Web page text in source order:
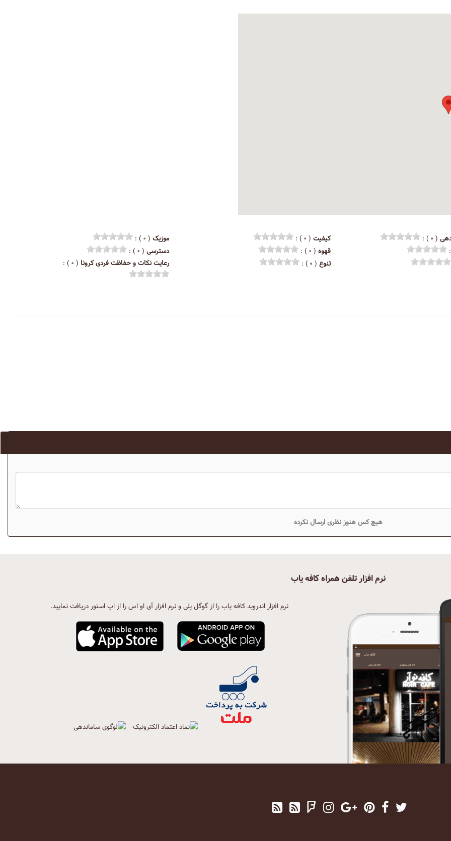
( ۰ ) : کیفیت ( ۰ ) : موزیک ( ۰ ) :
قهوه ( ۰ ) : دسترسی ( ۰ ) :
تنوع ( ۰ ) : رعایت نکات و حفاظت فردی کرونا ( ۰ ) :
هیچ کس هنوز نظری ارسال نکرده
نرم افزار تلفن همراه کافه یاب
نرم افزار اندروید کافه یاب را از گوگل پلی و نرم افزار آی او اس را از اپ استور دریافت نمایید.